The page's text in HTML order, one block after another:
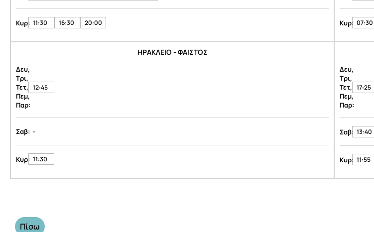
Κυρ: 11:30 16:30 20:00 Κυρ: 07:30
ΗΡΑΚΛΕΙΟ - ΦΑΙΣΤΟΣ
Δευ,
Τρι,
Τετ,
Πεμ,
Παρ:
12:45
Σαβ: -
Κυρ: 11:30
Δευ,
Τρι,
Τετ,
Πεμ,
Παρ:
17:25
Σαβ: 13:40
Κυρ: 11:55
Πίσω